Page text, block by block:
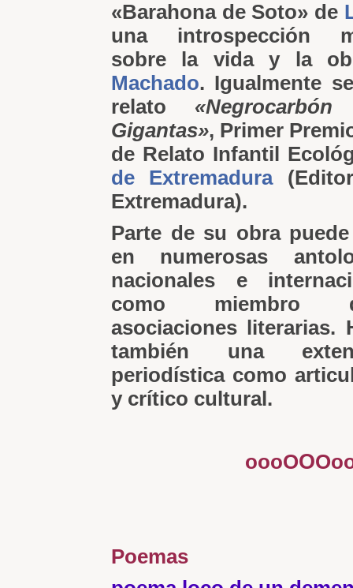
«Barahona de Soto» de
una introspección
sobre la vida y la
Machado. Igualmente
relato
Gigantas», Primer
de Relato Infantil
de Extremadura
Extremadura).
Parte de su obra
en numerosas
nacionales e
como miembro
asociaciones literarias.
también una
periodística como
y crítico cultural.
oooOO
Poemas